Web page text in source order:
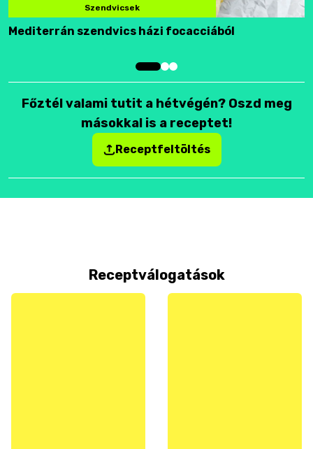
Szendvicsek
Mediterrán szendvics házi focacciából
Főztél valami tutit a hétvégén? Oszd meg
másokkal is a receptet!
Receptfeltöltés
Receptválogatások